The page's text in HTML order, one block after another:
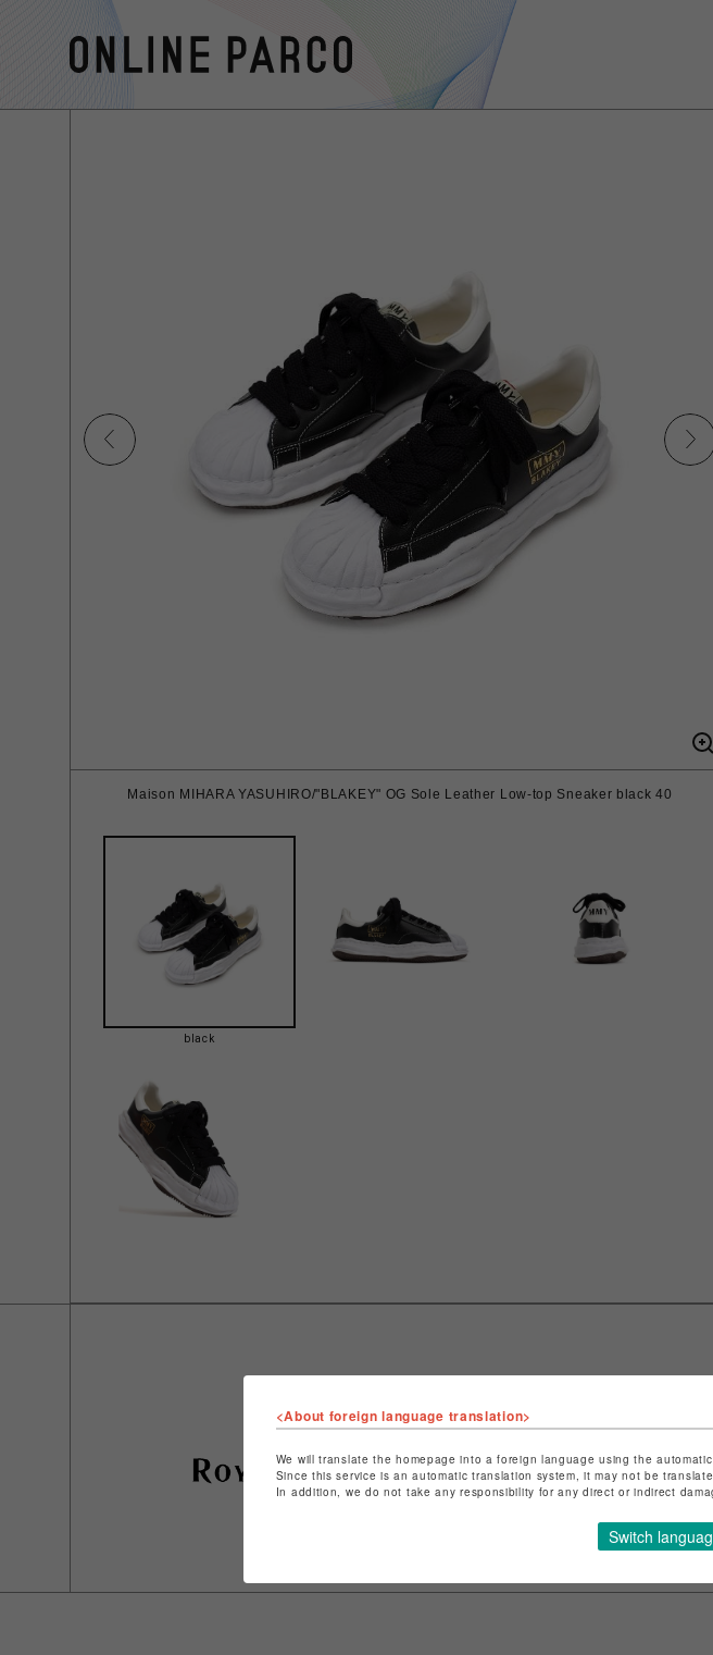
Maison MIHARA YASUHIRO/"BLAKEY" OG Sole Leather Low-top Sneaker black 40
black
ショップ名
特定商取引法など法令に基づく
ショップお問い合わせはこちら
<About foreign language translation>
We will translate the homepage into a foreign language using the
Since this service is an automatic translation system, it may not be
In addition, we do not take any responsibility for any direct or indirect
Switch